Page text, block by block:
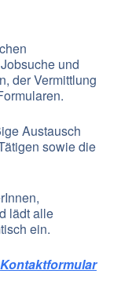
und
der Vermittlung
Austausch
sowie die
lädt alle
ein.
Kontaktformular